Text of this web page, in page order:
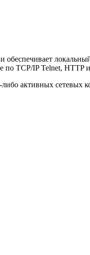
обеспечивает
по TCP/IP Telnet, HTTP
активных сетевых